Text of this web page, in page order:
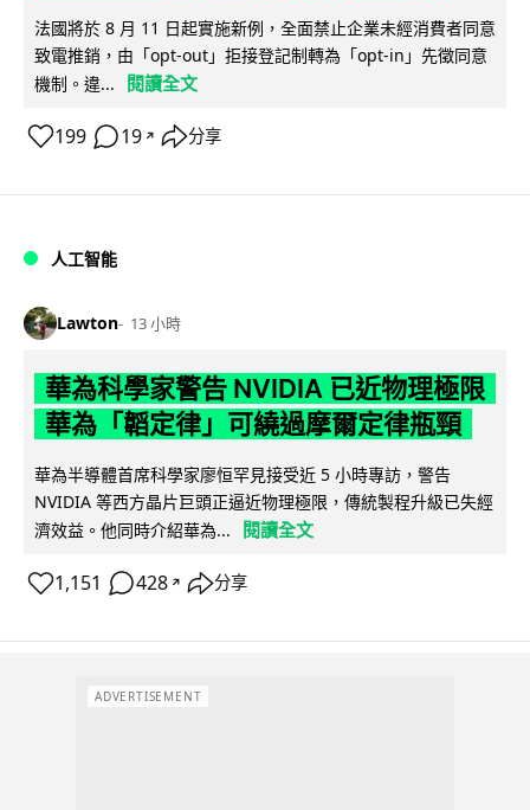
法國將於 8 月 11 日起實施新例，全面禁止企業未經消費者同意
致電推銷，由「opt-out」拒接登記制轉為「opt-in」先徵同意
機制。違...
閱讀全文
199 19 ↗ 分享
人工智能
Lawton 13 小時
華為科學家警告 NVIDIA 已近物理極限
華為「韜定律」可繞過摩爾定律瓶頸
華為半導體首席科學家廖恒罕見接受近 5 小時專訪，警告
NVIDIA 等西方晶片巨頭正逼近物理極限，傳統製程升級已失經
濟效益。他同時介紹華為...
閱讀全文
1,151 428 ↗ 分享
ADVERTISEMENT